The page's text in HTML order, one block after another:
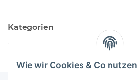
Wie wir Cookies & Co nutzen
Kategorien